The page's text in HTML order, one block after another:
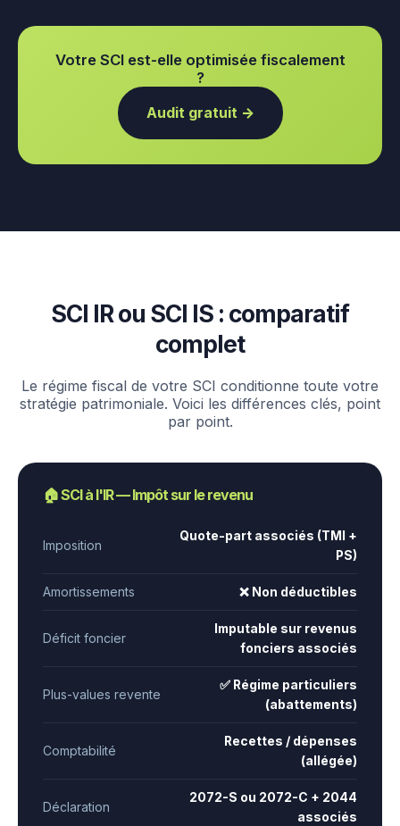
Votre SCI est-elle optimisée fiscalement
?
Audit gratuit →
SCI IR ou SCI IS : comparatif
complet
Le régime fiscal de votre SCI conditionne toute votre
stratégie patrimoniale. Voici les différences clés, point
par point.
🏠 SCI à l'IR — Impôt sur le revenu
Imposition
Quote-part associés (TMI +
PS)
Amortissements ❌ Non déductibles
Déficit foncier
Imputable sur revenus
fonciers associés
Plus-values revente
✅ Régime particuliers
(abattements)
Comptabilité
Recettes / dépenses
(allégée)
Déclaration
2072-S ou 2072-C + 2044
associés